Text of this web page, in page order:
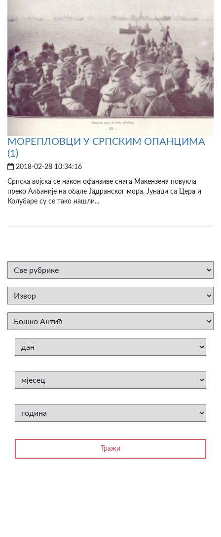
МОРЕПЛОВЦИ У СРПСКИМ ОПАНЦИМА
(1)
2018-02-28 10:34:16
Српска војска се након офанзиве снага Макензена повукла
преко Албаније на обале Јадранског мора. Јунаци са Цера и
Колубаре су се тако нашли...